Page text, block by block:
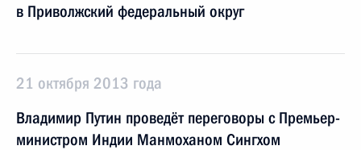
в Приволжский федеральный округ
21 октября 2013 года
Владимир Путин проведёт переговоры с Премьер-
министром Индии Манмоханом Сингхом